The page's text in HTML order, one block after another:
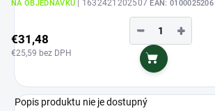
NA OBJEDNÁVKU | 1632421202507EAN: 0100025206
€31,48
€25,59 bez DPH
+
−
Do
Popis produktu nie je dostupný